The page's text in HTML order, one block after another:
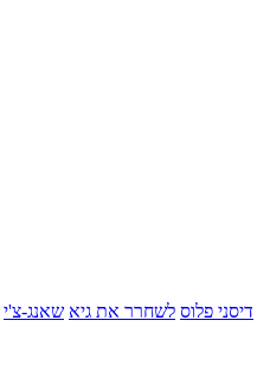
דיסני פלוס לשחרר את גיא שאנג-צ'י